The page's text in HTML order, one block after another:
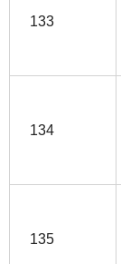
133
134
135